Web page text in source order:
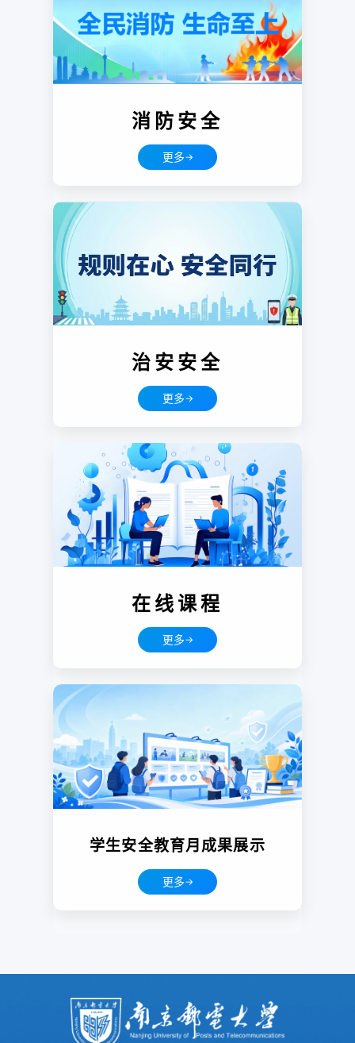
消防安全
更多→
治安安全
更多→
在线课程
更多→
学生安全教育月成果展示
更多→